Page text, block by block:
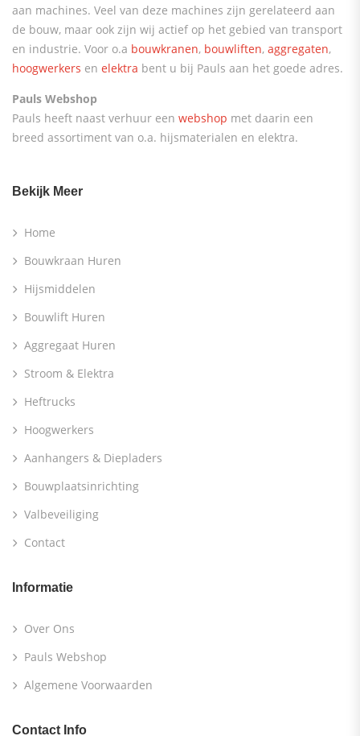
aan machines. Veel van deze machines zijn gerelateerd aan
de bouw, maar ook zijn wij actief op het gebied van transport
en industrie. Voor o.a bouwkranen, bouwliften, aggregaten,
hoogwerkers en elektra bent u bij Pauls aan het goede adres.
Pauls Webshop
Pauls heeft naast verhuur een webshop met daarin een
breed assortiment van o.a. hijsmaterialen en elektra.
Bekijk Meer
Home
Bouwkraan Huren
Hijsmiddelen
Bouwlift Huren
Aggregaat Huren
Stroom & Elektra
Heftrucks
Hoogwerkers
Aanhangers & Diepladers
Bouwplaatsinrichting
Valbeveiliging
Contact
Informatie
Over Ons
Pauls Webshop
Algemene Voorwaarden
Contact Info